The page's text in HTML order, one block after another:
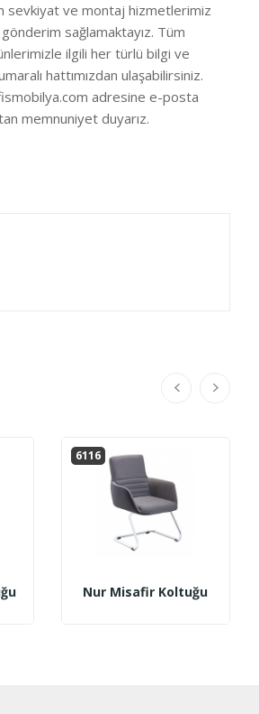
sevkiyat ve montaj hizmetlerimiz
sağlamaktayız. Tüm
ilgili her türlü bilgi ve
hattımızdan ulaşabilirsiniz.
adresine e-posta
memnuniyet duyarız.
6116
Nur Misafir Koltuğu